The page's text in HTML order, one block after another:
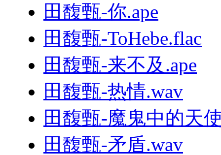
田馥甄-你.ape
田馥甄-ToHebe.flac
田馥甄-来不及.ape
田馥甄-热情.wav
田馥甄-魔鬼中的天
田馥甄-矛盾.wav